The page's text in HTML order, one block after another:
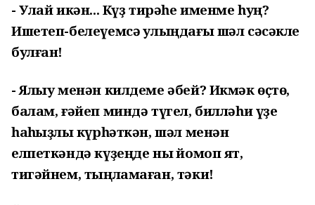
- Улай икән... Күҙ тирәһе именме һуң?
Ишетеп-белеүемсә ҡулыңдағы шәл сәсәкле
булған!
- Ялыу менән килдеме әбей? Икмәк өҫтө,
балам, ғәйеп миндә түгел, билләһи үҙе
һаҡһыҙлыҡ күрһәткән, шәл менән
елпеткәндә күҙеңде ныҡ йомоп ят,
тигәйнем, тыңламаған, тәки!